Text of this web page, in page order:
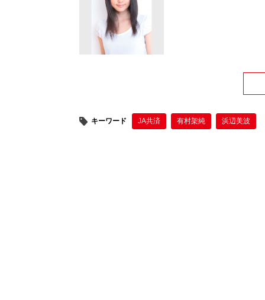
キーワード JA共済 有村架純 浜辺美波